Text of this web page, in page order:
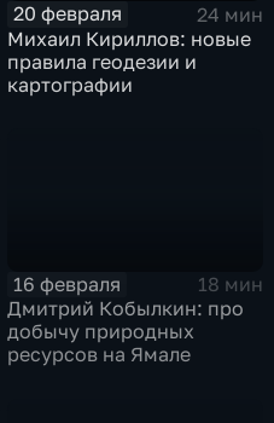
20 февраля
24 мин
Михаил Кириллов: новые
правила геодезии и
картографии
16 февраля
18 мин
Дмитрий Кобылкин: про
добычу природных
ресурсов на Ямале